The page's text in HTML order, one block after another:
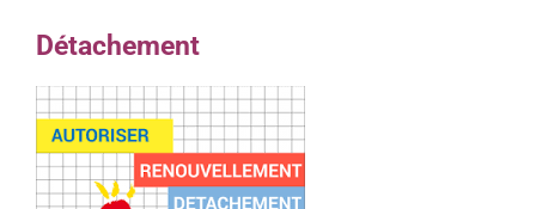
Détachement